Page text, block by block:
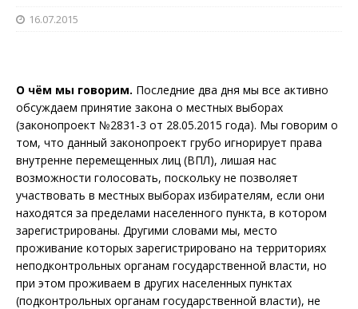
16.07.2015
О чём мы говорим. Последние два дня мы все активно
обсуждаем принятие закона о местных выборах
(законопроект №2831-3 от 28.05.2015 года). Мы говорим о
том, что данный законопроект грубо игнорирует права
внутренне перемещенных лиц (ВПЛ), лишая нас
возможности голосовать, поскольку не позволяет
участвовать в местных выборах избирателям, если они
находятся за пределами населенного пункта, в котором
зарегистрированы. Другими словами мы, место
проживание которых зарегистрировано на территориях
неподконтрольных органам государственной власти, но
при этом проживаем в других населенных пунктах
(подконтрольных органам государственной власти), не